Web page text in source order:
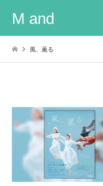
M and
風、薫る